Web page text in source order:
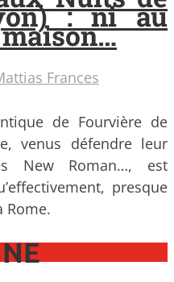
: ni au
Frances
de Fourvière de
venus défendre leur
New Roman…, est
presque
Rome.